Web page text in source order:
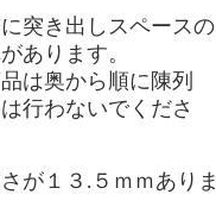
突き出しスペースの
あります。
は奥から順に陳列
行わないでくださ
が１３.５ｍｍありま